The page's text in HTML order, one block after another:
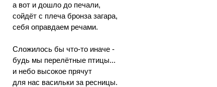
а вот и дошло до печали,
сойдёт с плеча бронза загара,
себя оправдаем речами.
Сложилось бы что-то иначе -
будь мы перелётные птицы...
и небо высокое прячут
для нас васильки за ресницы.